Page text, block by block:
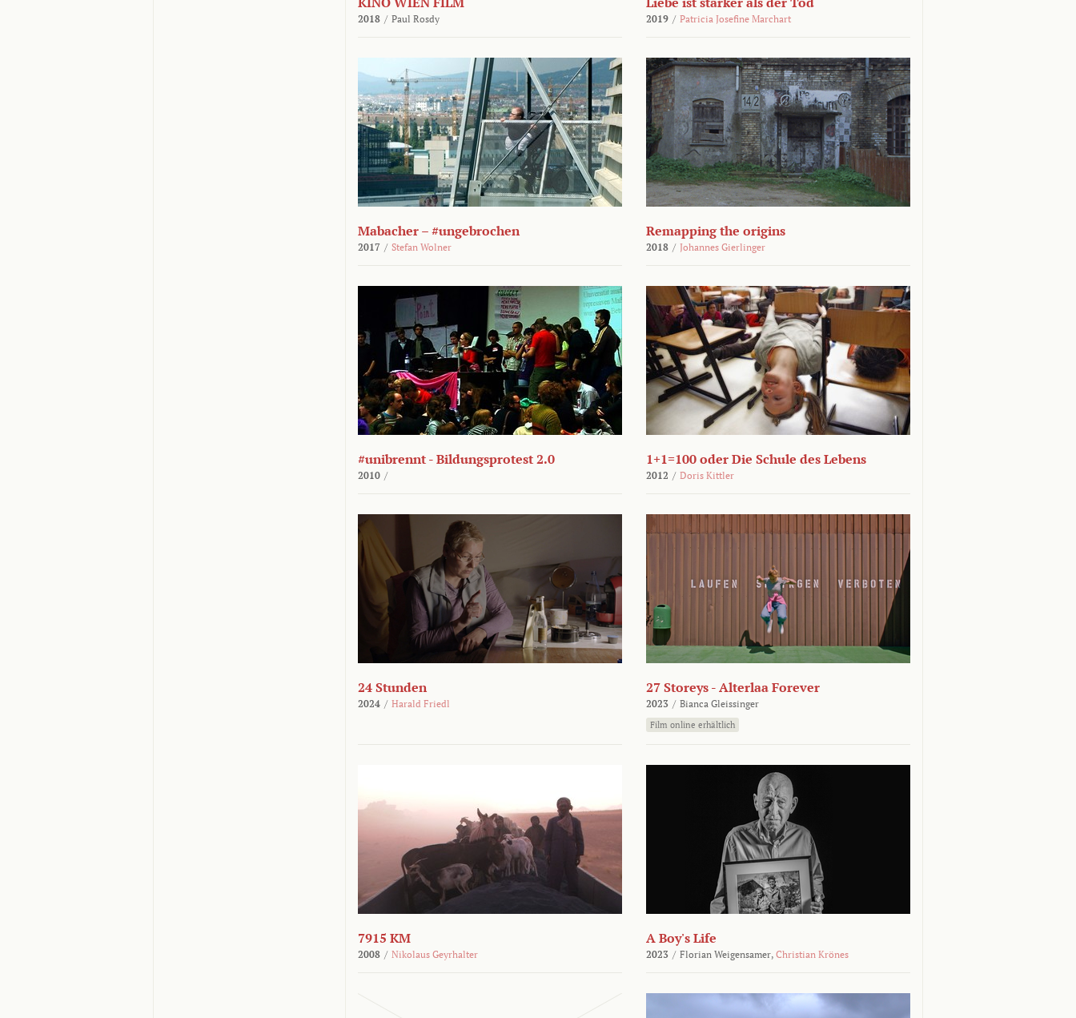
2018 / Paul Rosdy 2019 / Patricia Josefine Marchart
Mabacher – #ungebrochen
2017 / Stefan Wolner
Remapping the origins
2018 / Johannes Gierlinger
#unibrennt - Bildungsprotest 2.0
2010 /
1+1=100 oder Die Schule des Lebens
2012 / Doris Kittler
24 Stunden
2024 / Harald Friedl
27 Storeys - Alterlaa Forever
2023 / Bianca Gleissinger
Film online erhältlich
7915 KM
2008 / Nikolaus Geyrhalter
A Boy's Life
2023 / Florian Weigensamer, Christian Krönes